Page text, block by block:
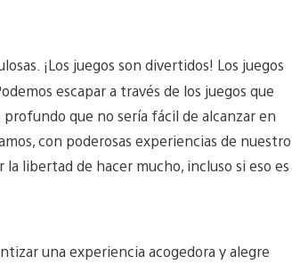
¡Los juegos son divertidos! Los juegos
escapar a través de los juegos que
que no sería fácil de alcanzar en
con poderosas experiencias de nuestro
libertad de hacer mucho, incluso si eso es
una experiencia acogedora y alegre